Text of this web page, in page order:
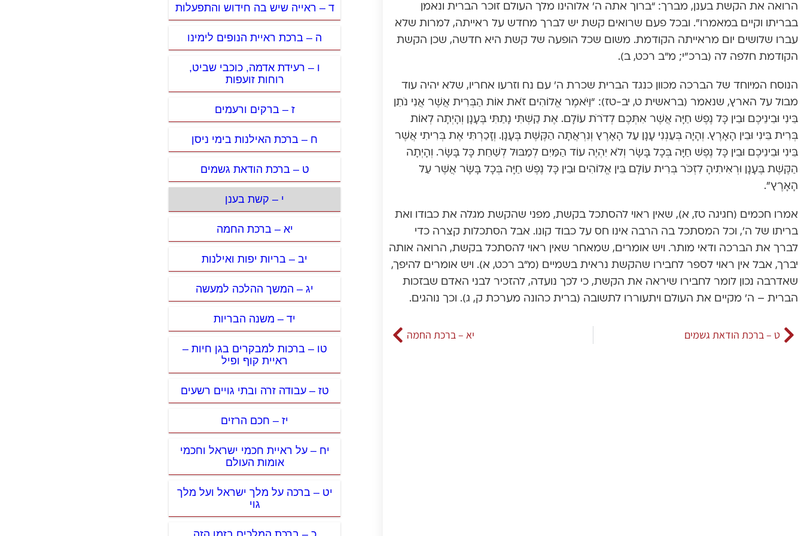
הרואה את הקשת בענן, מברך: “ברוך אתה ה’ אלוהינו מלך העולם זוכר הברית ונאמן
בבריתו וקיים במאמרו”. ובכל פעם שרואים קשת יש לברך מחדש על ראייתה, למרות שלא
עברו שלושים יום מראייתה הקודמת. משום שכל הופעה של קשת היא חדשה, שכן הקשת
הקודמת חלפה לה (ברכ”י; מ”ב רכט, ב).
הנוסח המיוחד של הברכה מכוון כנגד הברית שכרת ה’ עם נח וזרעו אחריו, שלא יהיה עוד
מבול על הארץ, שנאמר (בראשית ט, יב-טז): “וַיֹּאמֶר אֱלוֹהִים זֹאת אוֹת הַבְּרִית אֲשֶׁר אֲנִי נֹתֵן
בֵּינִי וּבֵינֵיכֶם וּבֵין כָּל נֶפֶשׁ חַיָּה אֲשֶׁר אִתְּכֶם לְדֹרֹת עוֹלָם. אֶת קַשְׁתִּי נָתַתִּי בֶּעָנָן וְהָיְתָה לְאוֹת
בְּרִית בֵּינִי וּבֵין הָאָרֶץ. וְהָיָה בְּעַנְנִי עָנָן עַל הָאָרֶץ וְנִרְאֲתָה הַקֶּשֶׁת בֶּעָנָן. וְזָכַרְתִּי אֶת בְּרִיתִי אֲשֶׁר
בֵּינִי וּבֵינֵיכֶם וּבֵין כָּל נֶפֶשׁ חַיָּה בְּכָל בָּשָׂר וְלֹא יִהְיֶה עוֹד הַמַּיִם לְמַבּוּל לְשַׁחֵת כָּל בָּשָׂר. וְהָיְתָה
הַקֶּשֶׁת בֶּעָנָן וּרְאִיתִיהָ לִזְכֹּר בְּרִית עוֹלָם בֵּין אֱלוֹהִים וּבֵין כָּל נֶפֶשׁ חַיָּה בְּכָל בָּשָׂר אֲשֶׁר עַל
הָאָרֶץ”.
אמרו חכמים (חגיגה טז, א), שאין ראוי להסתכל בקשת, מפני שהקשת מגלה את כבודו ואת
בריתו של ה’, וכל המסתכל בה הרבה אינו חס על כבוד קונו. אבל הסתכלות קצרה כדי
לברך את הברכה ודאי מותר. ויש אומרים, שמאחר שאין ראוי להסתכל בקשת, הרואה אותה
יברך, אבל אין ראוי לספר לחבירו שהקשת נראית בשמיים (מ”ב רכט, א). ויש אומרים להיפך,
שאדרבה נכון לומר לחבירו שיראה את הקשת, כי לכך נועדה, להזכיר לבני האדם שבזכות
הברית – ה’ מקיים את העולם ויתעוררו לתשובה (ברית כהונה מערכת ק, ג). וכך נוהגים.
ט – ברכת הודאת גשמים יא – ברכת החמה
ד – ראייה שיש בה חידוש והתפעלות
ה – ברכת ראיית הנופים לימינו
ו – רעידת אדמה, כוכבי שביט,
רוחות זועפות
ז – ברקים ורעמים
ח – ברכת האילנות בימי ניסן
ט – ברכת הודאת גשמים
י – קשת בענן
יא – ברכת החמה
יב – בריות יפות ואילנות
יג – המשך ההלכה למעשה
יד – משנה הבריות
טו – ברכות למבקרים בגן חיות –
ראיית קוף ופיל
טז – עבודה זרה ובתי גויים רשעים
יז – חכם הרזים
יח – על ראיית חכמי ישראל וחכמי
אומות העולם
יט – ברכה על מלך ישראל ועל מלך
גוי